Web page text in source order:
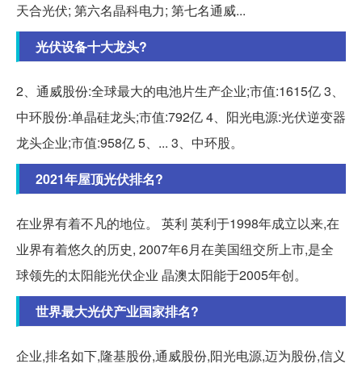
天合光伏; 第六名晶科电力; 第七名通威...
光伏设备十大龙头?
2、通威股份:全球最大的电池片生产企业;市值:1615亿 3、
中环股份:单晶硅龙头;市值:792亿 4、阳光电源:光伏逆变器
龙头企业;市值:958亿 5、... 3、中环股。
2021年屋顶光伏排名?
在业界有着不凡的地位。 英利 英利于1998年成立以来,在
业界有着悠久的历史, 2007年6月在美国纽交所上市,是全
球领先的太阳能光伏企业 晶澳太阳能于2005年创。
世界最大光伏产业国家排名?
企业,排名如下,隆基股份,通威股份,阳光电源,迈为股份,信义